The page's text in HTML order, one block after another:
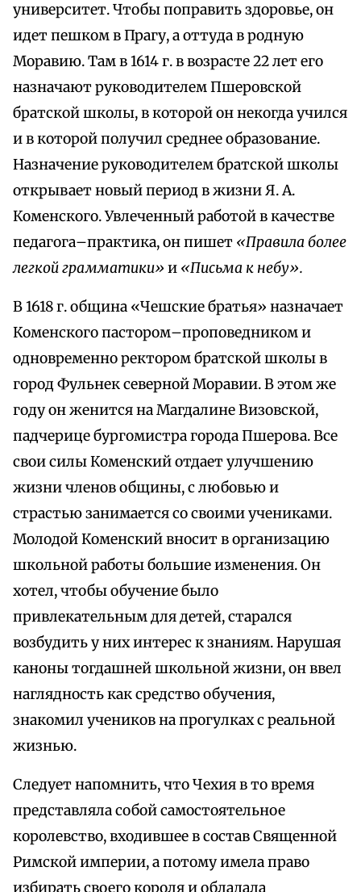
университет. Чтобы поправить здоровье, он
идет пешком в Прагу, а оттуда в родную
Моравию. Там в 1614 г. в возрасте 22 лет его
назначают руководителем Пшеровской
братской школы, в которой он некогда учился
и в которой получил среднее образование.
Назначение руководителем братской школы
открывает новый период в жизни Я. А.
Коменского. Увлеченный работой в качестве
педагога–практика, он пишет «Правила более
легкой грамматики» и «Письма к небу».
В 1618 г. община «Чешские братья» назначает
Коменского пастором–проповедником и
одновременно ректором братской школы в
город Фульнек северной Моравии. В этом же
году он женится на Магдалине Визовской,
падчерице бургомистра города Пшерова. Все
свои силы Коменский отдает улучшению
жизни членов общины, с любовью и
страстью занимается со своими учениками.
Молодой Коменский вносит в организацию
школьной работы большие изменения. Он
хотел, чтобы обучение было
привлекательным для детей, старался
возбудить у них интерес к знаниям. Нарушая
каноны тогдашней школьной жизни, он ввел
наглядность как средство обучения,
знакомил учеников на прогулках с реальной
жизнью.
Следует напомнить, что Чехия в то время
представляла собой самостоятельное
королевство, входившее в состав Священной
Римской империи, а потому имела право
избирать своего короля и обладала